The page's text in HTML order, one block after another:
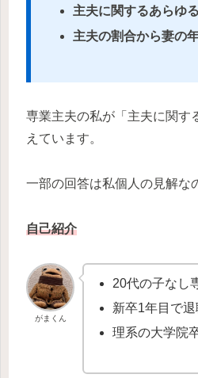
主夫に関するあらゆ
主夫の割合から妻の
専業主夫の私が「主夫に関す
えています。
一部の回答は私個人の見解な
自己紹介
がまくん
20代の子なし
新卒1年目で
理系の大学院